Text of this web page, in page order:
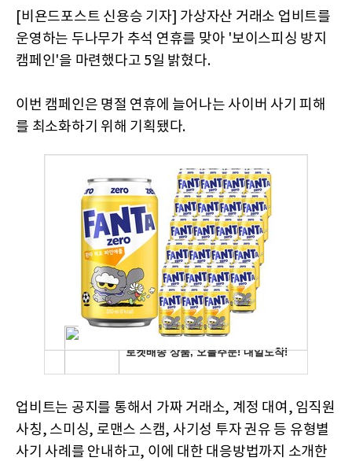
[비욘드포스트 신용승 기자] 가상자산 거래소 업비트를
운영하는 두나무가 추석 연휴를 맞아 '보이스피싱 방지
캠페인'을 마련했다고 5일 밝혔다.
이번 캠페인은 명절 연휴에 늘어나는 사이버 사기 피해
를 최소화하기 위해 기획됐다.
업비트는 공지를 통해서 가짜 거래소, 계정 대여, 임직원
사칭, 스미싱, 로맨스 스캠, 사기성 투자 권유 등 유형별
사기 사례를 안내하고, 이에 대한 대응방법까지 소개한